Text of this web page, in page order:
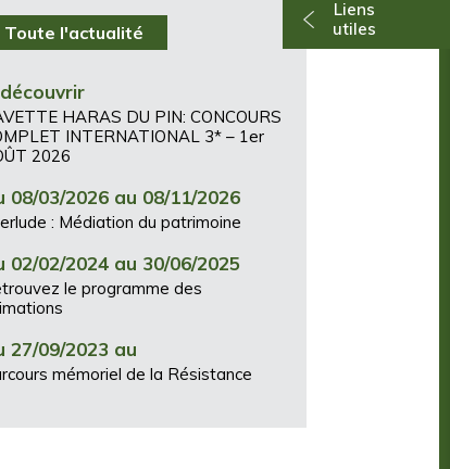
Liens
utiles
Toute l'actualité
HARAS DU PIN: CONCOURS
INTERNATIONAL 3* – 1er
2026
08/03/2026 au 08/11/2026
: Médiation du patrimoine
02/02/2024 au 30/06/2025
le programme des
27/09/2023 au
mémoriel de la Résistance